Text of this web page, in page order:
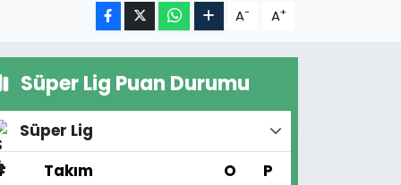
A- A+
Süper Lig Puan Durumu
Süper Lig
Takım O P